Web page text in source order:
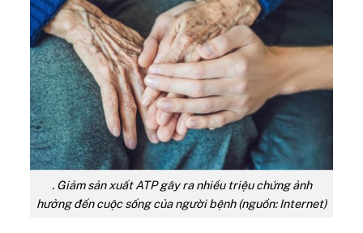
. Giảm sản xuất ATP gây ra nhiều triệu chứng ảnh
hưởng đến cuộc sống của người bệnh (nguồn: Internet)